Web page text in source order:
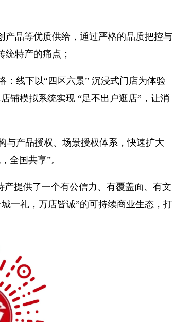
产品等优质供给，通过严格的品质把控与
特产的痛点；
：线下以“四区六景” 沉浸式门店为体验
铺模拟系统实现 “足不出户逛店”，让消
与产品授权、场景授权体系，快速扩大
全国共享”。
产提供了一个有公信力、有覆盖面、有文
一礼，万店皆诚”的可持续商业生态，打